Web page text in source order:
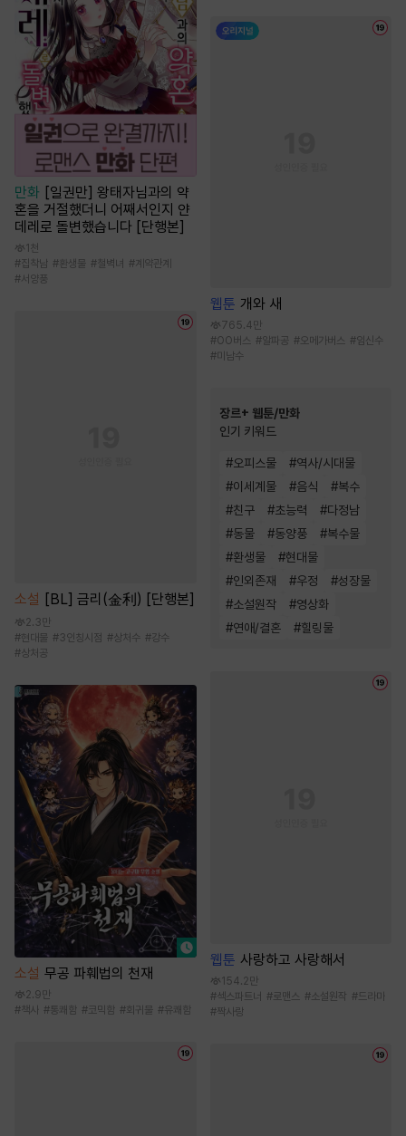
만화 [일권만] 왕태자님과의 약
혼을 거절했더니 어째서인지 얀
데레로 돌변했습니다 [단행본]
1천
#집착남 # 환생물 #철벽녀 # 계약관계
#서양풍
소설 [BL] 금리(金利) [단행본]
2.3만
#현대물 #3인칭시점 #상처수 #강수
#상처공
소설 무공 파훼법의 천재
2.9만
# 책사 #통쾌함 #코믹함 #회귀물 #유쾌함
웹툰 개와 새
765.4만
#OO버스 #알파공 #오메가버스 #임신수
#미남수
장르+ 웹툰/만화
인기 키워드
#오피스물 #역사/시대물
#이세계물 #음식 #복수
#친구 #초능력 #다정남
#동물 #동양풍 #복수물
#환생물 #현대물
#인외존재 #우정 #성장물
#소설원작 #영상화
#연애/결혼 #힐링물
웹툰 사랑하고 사랑해서
154.2만
#섹스파트너 #로맨스 #소설원작 #드라마
#짝사랑